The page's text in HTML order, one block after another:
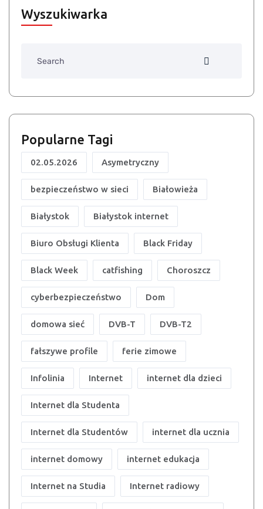
Wyszukiwarka
Popularne Tagi
02.05.2026 Asymetryczny
bezpieczeństwo w sieci Białowieża
Białystok Białystok internet
Biuro Obsługi Klienta Black Friday
Black Week catfishing Choroszcz
cyberbezpieczeństwo Dom
domowa sieć DVB-T DVB-T2
fałszywe profile ferie zimowe
Infolinia Internet internet dla dzieci
Internet dla Studenta
Internet dla Studentów internet dla ucznia
internet domowy internet edukacja
Internet na Studia Internet radiowy